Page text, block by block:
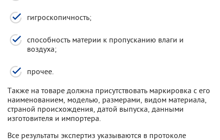
гигроскопичность;
способность материи к пропусканию влаги и
воздуха;
прочее.
Также на товаре должна присутствовать маркировка с его
наименованием, моделью, размерами, видом материала,
страной происхождения, датой выпуска, данными
изготовителя и импортера.
Все результаты экспертиз указываются в протоколе